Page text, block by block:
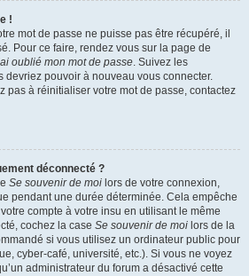
!
mot de passe ne puisse pas être récupéré, il
Pour ce faire, rendez vous sur la page de
oublié mon mot de passe. Suivez les
devriez pouvoir à nouveau vous connecter.
pas à réinitialiser votre mot de passe, contactez
déconnecté ?
Se souvenir de moi lors de votre connexion,
pendant une durée déterminée. Cela empêche
compte à votre insu en utilisant le même
cochez la case Se souvenir de moi lors de la
si vous utilisez un ordinateur public pour
cyber-café, université, etc.). Si vous ne voyez
administrateur du forum a désactivé cette